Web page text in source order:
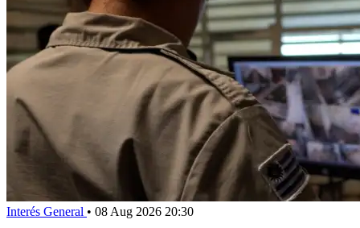
Interés General • 08 Aug 2026 20:30